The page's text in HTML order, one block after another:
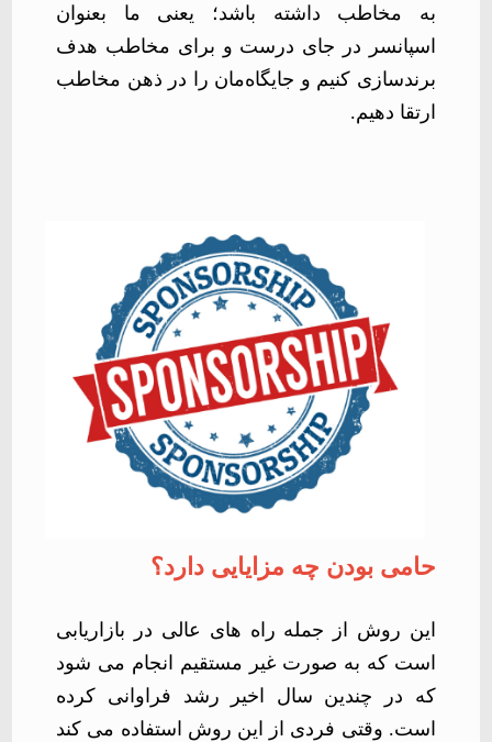
به مخاطب داشته باشد؛ یعنی ما بعنوان
اسپانسر در جای درست و برای مخاطب هدف
برندسازی کنیم و جایگاه­‌مان را در ذهن مخاطب
ارتقا دهیم.
حامی بودن چه مزایایی دارد؟
این روش از جمله راه های عالی در بازاریابی
است که به صورت غیر مستقیم انجام می شود
که در چندین سال اخیر رشد فراوانی کرده
است. وقتی فردی از این روش استفاده می کند